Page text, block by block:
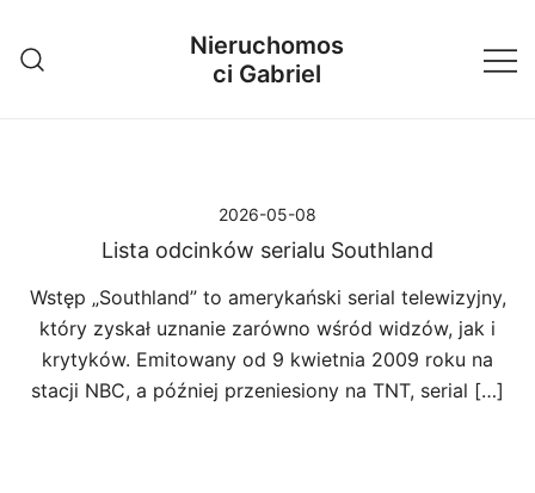
treści
Nieruchomos
ci Gabriel
2026-05-08
Lista odcinków serialu Southland
Wstęp „Southland” to amerykański serial telewizyjny,
który zyskał uznanie zarówno wśród widzów, jak i
krytyków. Emitowany od 9 kwietnia 2009 roku na
stacji NBC, a później przeniesiony na TNT, serial […]